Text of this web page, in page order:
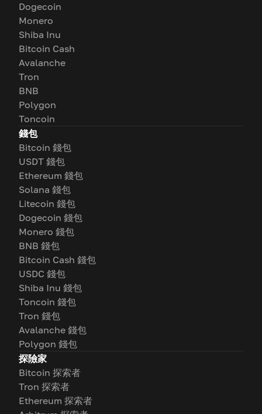
Dogecoin
Monero
Shiba Inu
Bitcoin Cash
Avalanche
Tron
BNB
Polygon
Toncoin
錢包
Bitcoin 錢包
USDT 錢包
Ethereum 錢包
Solana 錢包
Litecoin 錢包
Dogecoin 錢包
Monero 錢包
BNB 錢包
Bitcoin Cash 錢包
USDC 錢包
Shiba Inu 錢包
Toncoin 錢包
Tron 錢包
Avalanche 錢包
Polygon 錢包
探險家
Bitcoin 探索者
Tron 探索者
Ethereum 探索者